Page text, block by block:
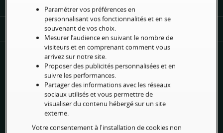
Sécurité, conseils et bonnes pratiques
La Banque Privée
Informations
Chartes & Réglementations
Nos autres sites
Paramétrer vos préférences en
personnalisant vos fonctionnalités et en se
souvenant de vos choix.
Mesurer l’audience en suivant le nombre de
visiteurs et en comprenant comment vous
arrivez sur notre site.
Proposer des publicités personnalisées et en
suivre les performances.
Partager des informations avec les réseaux
sociaux utilisés et vous permettre de
visualiser du contenu hébergé sur un site
externe.
Votre consentement à l'installation de cookies non